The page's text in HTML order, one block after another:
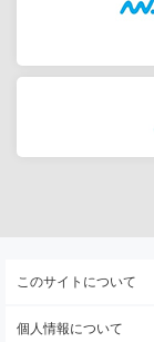
このサイトについて
個人情報について